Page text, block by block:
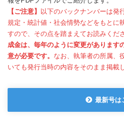
【ご注意】
以下のバックナンバーは発
規定・統計値・社会情勢などをもとに
すので、その点を踏まえてお読みくださ
成金は、毎年のように変更があります
意が必要です。 なお、執筆者の所属、
いても発行当時の内容をそのまま掲載
最新号は